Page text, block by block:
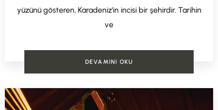
yüzünü gösteren, Karadeniz'in incisi bir şehirdir. Tarihin
ve
DEVAMINI OKU